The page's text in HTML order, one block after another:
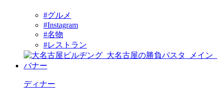
#グルメ
#Instagram
#名物
#レストラン
ディナー